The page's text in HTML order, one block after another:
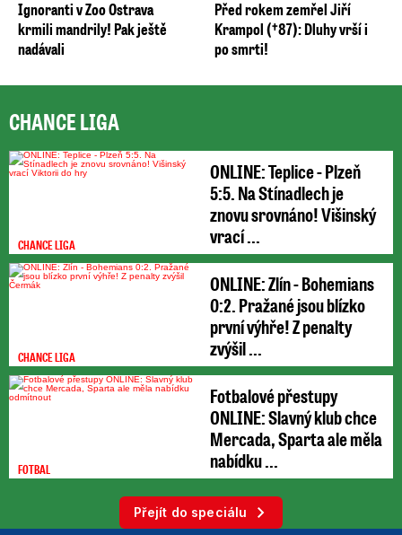
Ignoranti v Zoo Ostrava
krmili mandrily! Pak ještě
nadávali
Před rokem zemřel Jiří
Krampol (†87): Dluhy vrší i
po smrti!
CHANCE LIGA
CHANCE LIGA
ONLINE: Teplice - Plzeň
5:5. Na Stínadlech je
znovu srovnáno! Višinský
vrací ...
CHANCE LIGA
ONLINE: Zlín - Bohemians
0:2. Pražané jsou blízko
první výhře! Z penalty
zvýšil ...
FOTBAL
Fotbalové přestupy
ONLINE: Slavný klub chce
Mercada, Sparta ale měla
nabídku ...
Přejít do speciálu